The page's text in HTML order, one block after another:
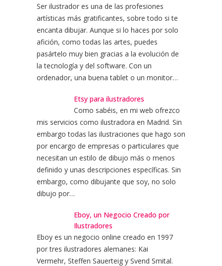
Ser ilustrador es una de las profesiones
artísticas más gratificantes, sobre todo si te
encanta dibujar. Aunque si lo haces por solo
afición, como todas las artes, puedes
pasártelo muy bien gracias a la evolución de
la tecnología y del software. Con un
ordenador, una buena tablet o un monitor…
Etsy para ilustradores
Como sabéis, en mi web ofrezco
mis servicios como ilustradora en Madrid. Sin
embargo todas las ilustraciones que hago son
por encargo de empresas o particulares que
necesitan un estilo de dibujo más o menos
definido y unas descripciones específicas. Sin
embargo, como dibujante que soy, no solo
dibujo por…
Eboy, un Negocio Creado por
Ilustradores
Eboy es un negocio online creado en 1997
por tres ilustradores alemanes: Kai
Vermehr, Steffen Sauerteig y Svend Smital.